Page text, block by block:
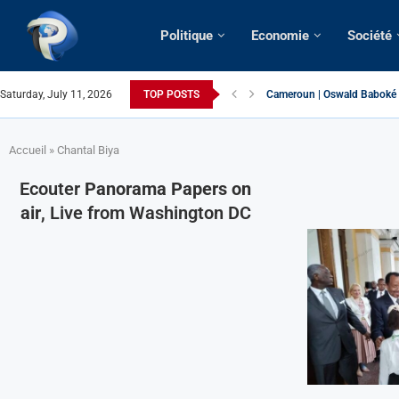
Politique Economie Société
Saturday, July 11, 2026 TOP POSTS France | Gangsterisme
Accueil » Chantal Biya
Ecouter Panorama Papers on
air, Live from Washington DC